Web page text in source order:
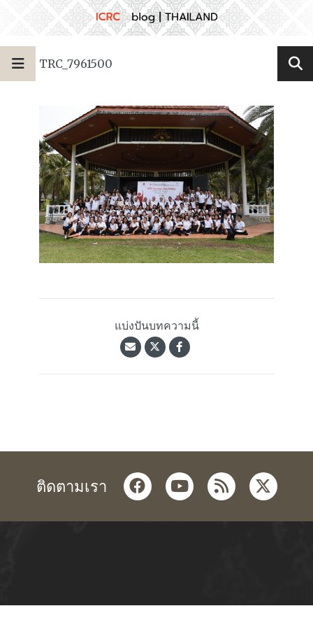
TRC_7961500
แบ่งปันบทความนี้
ติดตามเรา facebookyoutube
rss twitter